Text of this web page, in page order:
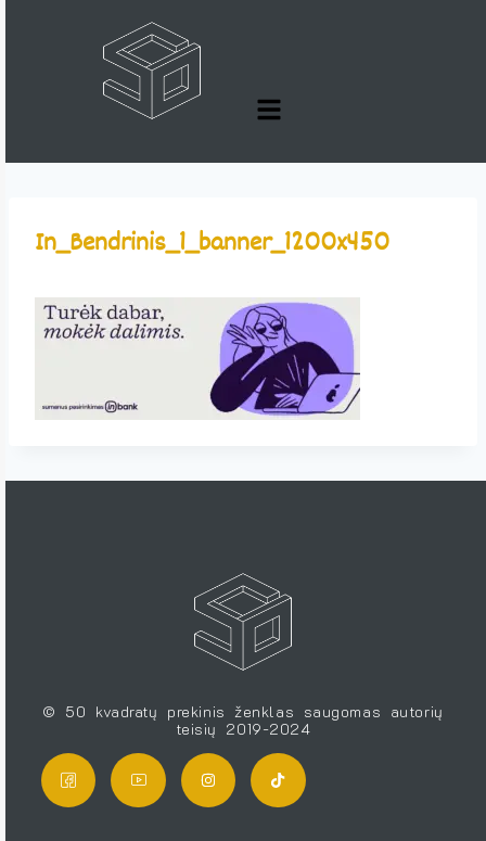
In_Bendrinis_1_banner_1200x450
© 50 kvadratų prekinis ženklas saugomas autorių
teisių 2019-2024